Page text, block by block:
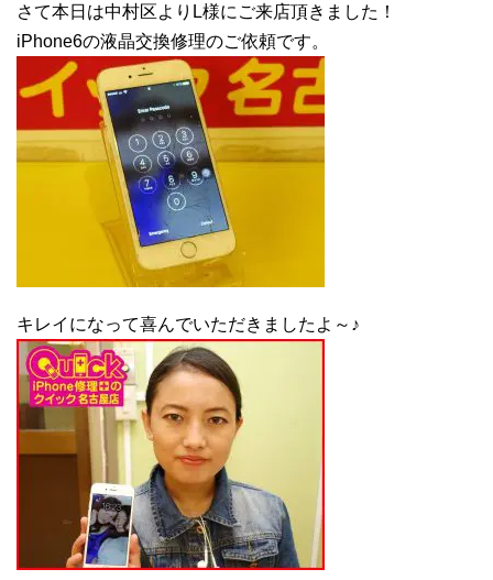
さて本日は中村区よりL様にご来店頂きました！
iPhone6の液晶交換修理のご依頼です。
キレイになって喜んでいただきましたよ～♪